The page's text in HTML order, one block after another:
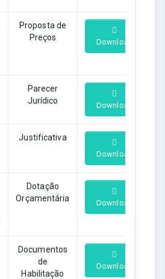
Proposta de
Preços
Download
Parecer
Jurídico
Download
Justificativa
Download
Dotação
Orçamentária
Download
Documentos
de
Habilitação
Download